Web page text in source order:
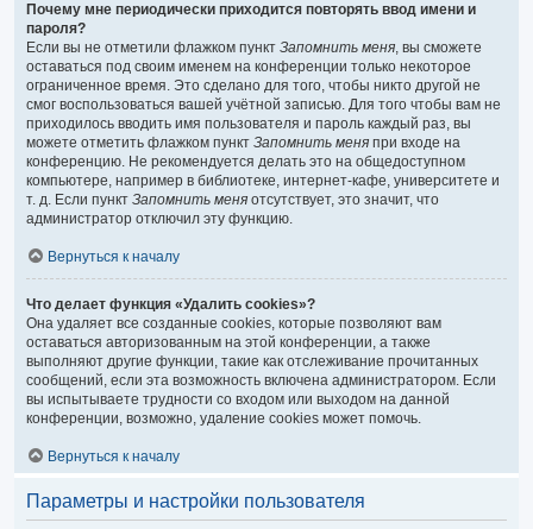
Почему мне периодически приходится повторять ввод имени и
пароля?
Если вы не отметили флажком пункт Запомнить меня, вы сможете
оставаться под своим именем на конференции только некоторое
ограниченное время. Это сделано для того, чтобы никто другой не
смог воспользоваться вашей учётной записью. Для того чтобы вам не
приходилось вводить имя пользователя и пароль каждый раз, вы
можете отметить флажком пункт Запомнить меня при входе на
конференцию. Не рекомендуется делать это на общедоступном
компьютере, например в библиотеке, интернет-кафе, университете и
т. д. Если пункт Запомнить меня отсутствует, это значит, что
администратор отключил эту функцию.
Вернуться к началу
Что делает функция «Удалить cookies»?
Она удаляет все созданные cookies, которые позволяют вам
оставаться авторизованным на этой конференции, а также
выполняют другие функции, такие как отслеживание прочитанных
сообщений, если эта возможность включена администратором. Если
вы испытываете трудности со входом или выходом на данной
конференции, возможно, удаление cookies может помочь.
Вернуться к началу
Параметры и настройки пользователя